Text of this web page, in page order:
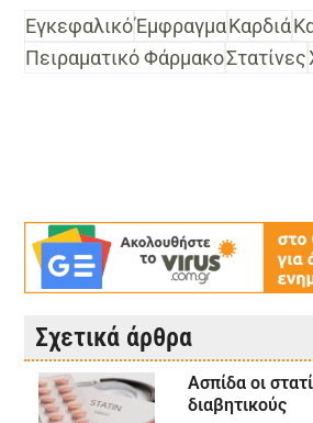
ΕγκεφαλικόΈμφραγμαΚαρδιά
Πειραματικό ΦάρμακοΣτατίνες
Σχετικά άρθρα
Ασπίδα οι
διαβητικούς